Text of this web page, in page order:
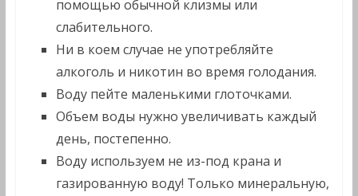
помощью обычной клизмы или
слабительного.
Ни в коем случае не употребляйте
алкоголь и никотин во время голодания.
Воду пейте маленькими глоточками.
Объем воды нужно увеличивать каждый
день, постепенно.
Воду используем не из-под крана и
газированную воду! Только минеральную,